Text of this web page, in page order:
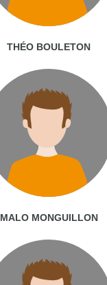
THÉO BOULETON
MALO MONGUILLON